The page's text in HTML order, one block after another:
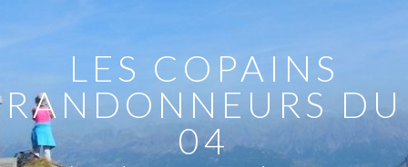
LES COPAINS
RANDONNEURS DU
04